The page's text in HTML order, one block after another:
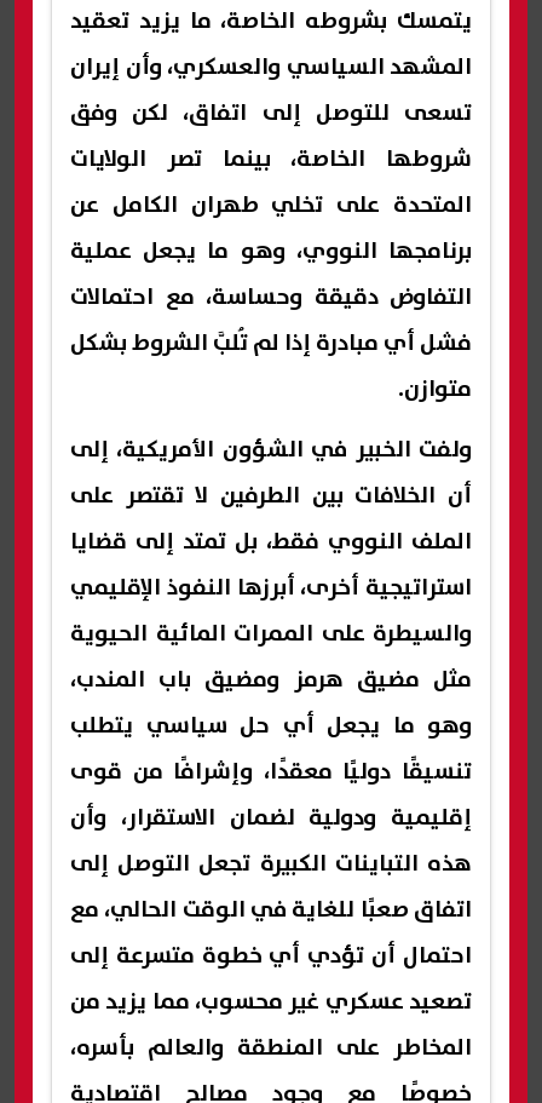
يتمسك بشروطه الخاصة، ما يزيد تعقيد
المشهد السياسي والعسكري، وأن إيران
تسعى للتوصل إلى اتفاق، لكن وفق
شروطها الخاصة، بينما تصر الولايات
المتحدة على تخلي طهران الكامل عن
برنامجها النووي، وهو ما يجعل عملية
التفاوض دقيقة وحساسة، مع احتمالات
فشل أي مبادرة إذا لم تُلبَّ الشروط بشكل
متوازن.
ولفت الخبير في الشؤون الأمريكية، إلى
أن الخلافات بين الطرفين لا تقتصر على
الملف النووي فقط، بل تمتد إلى قضايا
استراتيجية أخرى، أبرزها النفوذ الإقليمي
والسيطرة على الممرات المائية الحيوية
مثل مضيق هرمز ومضيق باب المندب،
وهو ما يجعل أي حل سياسي يتطلب
تنسيقًا دوليًا معقدًا، وإشرافًا من قوى
إقليمية ودولية لضمان الاستقرار، وأن
هذه التباينات الكبيرة تجعل التوصل إلى
اتفاق صعبًا للغاية في الوقت الحالي، مع
احتمال أن تؤدي أي خطوة متسرعة إلى
تصعيد عسكري غير محسوب، مما يزيد من
المخاطر على المنطقة والعالم بأسره،
خصوصًا مع وجود مصالح اقتصادية